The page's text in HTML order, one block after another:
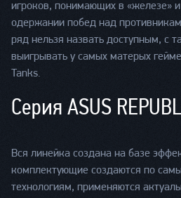
игроков, понимающих в «железе» и
одержании побед над
ряд нельзя назвать доступным, с
выигрывать у самых матерых
Tanks.
Серия ASUS
Вся линейка создана на базе
комплектующие создаются по
технологиям, применяются